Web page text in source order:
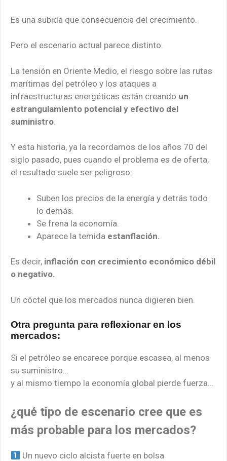
Es una subida que consecuencia del crecimiento.
Pero el escenario actual parece distinto.
La tensión en Oriente Medio, el riesgo sobre las rutas
marítimas del petróleo y los ataques a
infraestructuras energéticas están creando un
estrangulamiento potencial y efectivo del
suministro
Y esta historia, ya la recordamos de los años 70 del
siglo pasado, pues cuando el problema es de oferta,
el resultado suele ser peligroso:
Suben los precios de la energía y detrás todo
lo demás.
Se frena la economía.
Aparece la temida estanflación.
Es decir, inflación con crecimiento económico débil
o negativo.
Un cóctel que los mercados nunca digieren bien.
Otra pregunta para reflexionar en los
mercados:
Si el petróleo se encarece porque escasea, al menos
su suministro…
y al mismo tiempo la economía global pierde fuerza…
¿qué tipo de escenario cree que es
más probable para los mercados?
Un nuevo ciclo alcista fuerte en bolsa